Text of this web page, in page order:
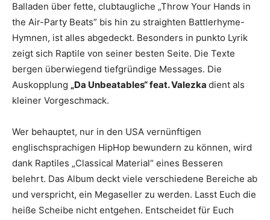
Balladen über fette, clubtaugliche „Throw Your Hands in
the Air-Party Beats” bis hin zu straighten Battlerhyme-
Hymnen, ist alles abgedeckt. Besonders in punkto Lyrik
zeigt sich Raptile von seiner besten Seite. Die Texte
bergen überwiegend tiefgründige Messages. Die
Auskopplung „Da Unbeatables“ feat. Valezka dient als
kleiner Vorgeschmack.
Wer behauptet, nur in den USA vernünftigen
englischsprachigen HipHop bewundern zu können, wird
dank Raptiles „Classical Material“ eines Besseren
belehrt. Das Album deckt viele verschiedene Bereiche ab
und verspricht, ein Megaseller zu werden. Lasst Euch die
heiße Scheibe nicht entgehen. Entscheidet für Euch